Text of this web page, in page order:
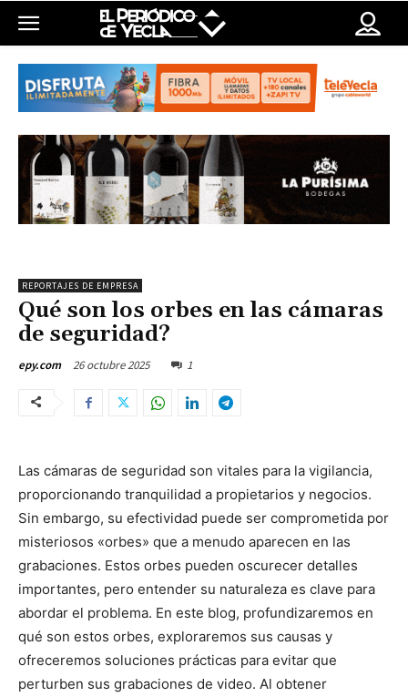
REPORTAJES DE EMPRESA
Qué son los orbes en las cámaras
de seguridad?
epy.com 26 octubre 2025 1
Las cámaras de seguridad son vitales para la vigilancia,
proporcionando tranquilidad a propietarios y negocios.
Sin embargo, su efectividad puede ser comprometida por
misteriosos «orbes» que a menudo aparecen en las
grabaciones. Estos orbes pueden oscurecer detalles
importantes, pero entender su naturaleza es clave para
abordar el problema. En este blog, profundizaremos en
qué son estos orbes, exploraremos sus causas y
ofreceremos soluciones prácticas para evitar que
perturben sus grabaciones de video. Al obtener